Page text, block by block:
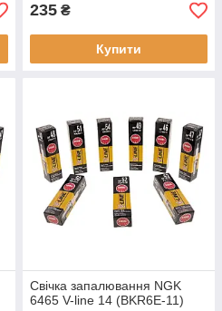
235 ₴
Купити
Свічка запалювання NGK
6465 V-line 14 (BKR6E-11)